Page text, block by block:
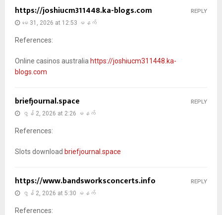
https://joshiucm311448.ka-blogs.com
မေ 31, 2026 at 12:53 မနက်
References:
Online casinos australia https://joshiucm311448.ka-
blogs.com
REPLY
briefjournal.space
ဇွန် 2, 2026 at 2:26 မနက်
References:
Slots download briefjournal.space
REPLY
https://www.bandsworksconcerts.info
ဇွန် 2, 2026 at 5:30 မနက်
References:
REPLY